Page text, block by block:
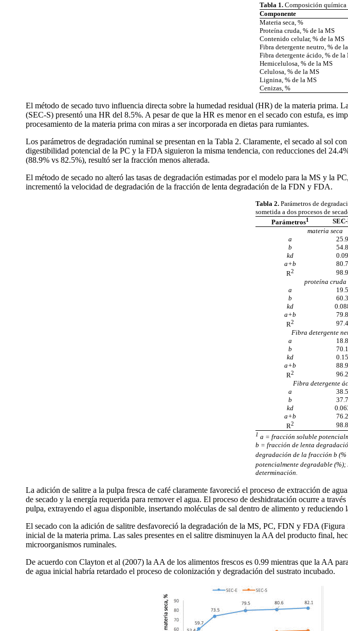
Tabla 1. Composición química
Componente
Materia seca, %
Proteína cruda, % de la MS
Contenido celular, % de la MS
Fibra detergente neutro, % de
Fibra detergente ácido, % de la
Hemicelulosa, % de la MS
Celulosa, % de la MS
Lignina, % de la MS
Cenizas, %
El método de secado tuvo influencia directa sobre la humedad residual (HR) de la materia prima.
(SEC-S) presentó una HR del 8.5%. A pesar de que la HR es menor en el secado con estufa, es
procesamiento de la materia prima con miras a ser incorporada en dietas para rumiantes.
Los parámetros de degradación ruminal se presentan en la Tabla 2. Claramente, el secado al sol
digestibilidad potencial de la PC y la FDA siguieron la misma tendencia, con reducciones del
(88.9% vs 82.5%), resultó ser la fracción menos alterada.
El método de secado no alteró las tasas de degradación estimadas por el modelo para la MS y la
incrementó la velocidad de degradación de la fracción de lenta degradación de la FDN y FDA.
Tabla 2. Parámetros de
sometida a dos procesos de
Parámetros1
materia seca
a
25.9
b
54.8
kd
0.09
a+b
80.7
R2 98.9
proteína cruda
a
19.5
b
60.3
kd
a+b
79.8
R2 97.4
Fibra detergente
a
18.8
b
70.1
kd
0.15
a+b
88.9
R2 96.2
Fibra detergente
a
38.5
b
37.7
kd
a+b
76.2
R2 98.8
1 a = fracción soluble
b = fracción de lenta
degradación de la fracción b (%
potencialmente degradable (%);
determinación.
La adición de salitre a la pulpa fresca de café claramente favoreció el proceso de extracción de
de secado y la energía requerida para remover el agua. El proceso de deshidratación ocurre a
pulpa, extrayendo el agua disponible, insertando moléculas de sal dentro de alimento y
El secado con la adición de salitre desfavoreció la degradación de la MS, PC, FDN y FDA
inicial de la materia prima. Las sales presentes en el salitre disminuyen la AA del producto final,
microorganismos ruminales.
De acuerdo con Clayton et al (2007) la AA de los alimentos frescos es 0.99 mientras que la AA
de agua inicial habría retardado el proceso de colonización y degradación del sustrato incubado.